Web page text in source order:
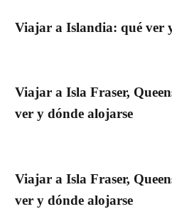
Viajar a Islandia: qué ver
Viajar a Isla Fraser,
ver y dónde alojarse
Viajar a Isla Fraser,
ver y dónde alojarse